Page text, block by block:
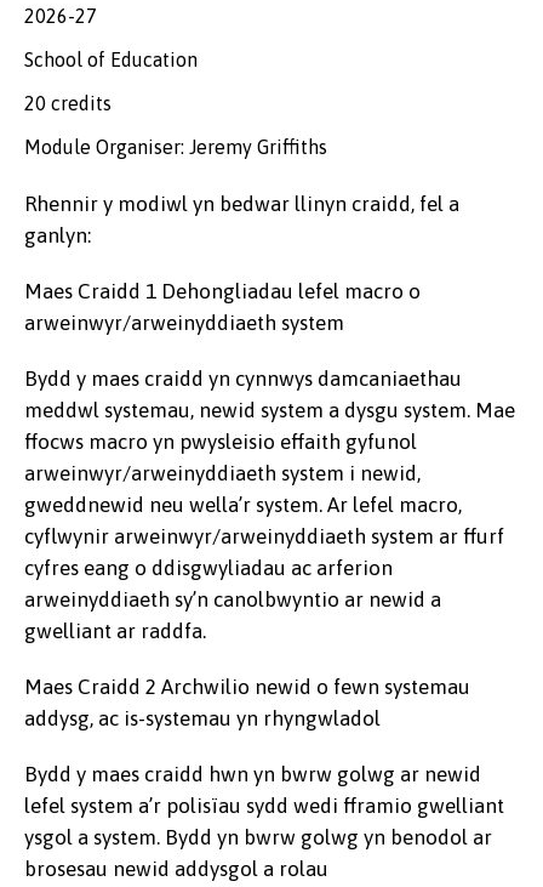
2026-27
School of Education
20 credits
Module Organiser: Jeremy Griffiths
Rhennir y modiwl yn bedwar llinyn craidd, fel a
ganlyn:
Maes Craidd 1 Dehongliadau lefel macro o
arweinwyr/arweinyddiaeth system
Bydd y maes craidd yn cynnwys damcaniaethau
meddwl systemau, newid system a dysgu system. Mae
ffocws macro yn pwysleisio effaith gyfunol
arweinwyr/arweinyddiaeth system i newid,
gweddnewid neu wella’r system. Ar lefel macro,
cyflwynir arweinwyr/arweinyddiaeth system ar ffurf
cyfres eang o ddisgwyliadau ac arferion
arweinyddiaeth sy’n canolbwyntio ar newid a
gwelliant ar raddfa.
Maes Craidd 2 Archwilio newid o fewn systemau
addysg, ac is-systemau yn rhyngwladol
Bydd y maes craidd hwn yn bwrw golwg ar newid
lefel system a’r polisïau sydd wedi fframio gwelliant
ysgol a system. Bydd yn bwrw golwg yn benodol ar
brosesau newid addysgol a rolau